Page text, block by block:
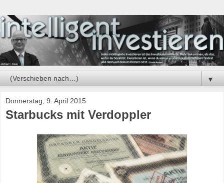
▼
Donnerstag, 9. April 2015
Starbucks mit Verdoppler